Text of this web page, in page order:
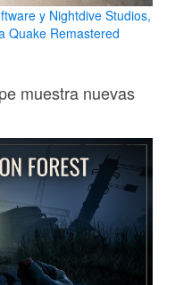
y Nightdive Studios,
Quake Remastered
muestra nuevas